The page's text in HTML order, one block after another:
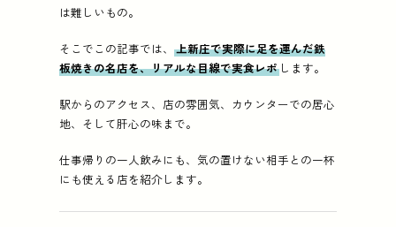
は難しいもの。
そこでこの記事では、上新庄で実際に足を運んだ鉄
板焼きの名店を、リアルな目線で実食レポ します。
駅からのアクセス、店の雰囲気、カウンターでの居心
地、そして肝心の味まで。
仕事帰りの一人飲みにも、気の置けない相手との一杯
にも使える店を紹介します。